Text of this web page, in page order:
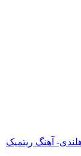
آهنگ ریتمیک